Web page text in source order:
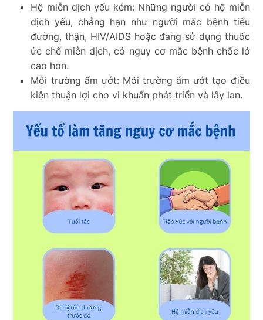
Hệ miễn dịch yếu kém: Những người có hệ miễn
dịch yếu, chẳng hạn như người mắc bệnh tiểu
đường, thận, HIV/AIDS hoặc đang sử dụng thuốc
ức chế miễn dịch, có nguy cơ mắc bệnh chốc lở
cao hơn.
Môi trường ẩm ướt: Môi trường ẩm ướt tạo điều
kiện thuận lợi cho vi khuẩn phát triển và lây lan.